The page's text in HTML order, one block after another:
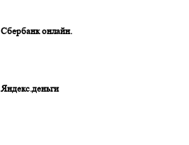
Сбербанк онлайн.
Яндекс.деньги